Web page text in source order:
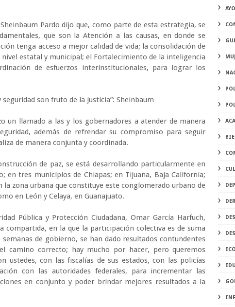
Pardo dijo que, como parte de esta estrategia, se
que son la Atención a las causas, en donde se
tenga acceso a mejor calidad de vida; la consolidación de
nivel estatal y municipal; el Fortalecimiento de la inteligencia
de esfuerzos interinstitucionales, para lograr los
son fruto de la justicia”: Sheinbaum
un llamado a las y los gobernadores a atender de manera
además de refrendar su compromiso para seguir
de manera conjunta y coordinada.
de paz, se está desarrollando particularmente en
en tres municipios de Chiapas; en Tijuana, Baja California;
la zona urbana que constituye este conglomerado urbano de
en León y Celaya, en Guanajuato.
Pública y Protección Ciudadana, Omar García Harfuch,
compartida, en la que la participación colectiva es de suma
de gobierno, se han dado resultados contundentes
camino correcto; hay mucho por hacer, pero queremos
ustedes, con las fiscalías de sus estados, con las policías
con las autoridades federales, para incrementar las
en conjunto y poder brindar mejores resultados a la